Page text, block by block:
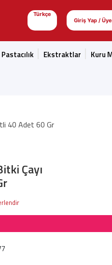
Türkçe
Giriş Yap /
Pastacılık Ekstraktlar Kuru
40 Adet 60 Gr
Çayı